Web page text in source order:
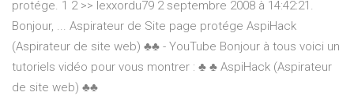
protége. 1 2 >> lexxordu79 2 septembre 2008 à 14:42:21.
Bonjour, ... Aspirateur de Site page protége AspiHack
(Aspirateur de site web) ♣♣ - YouTube Bonjour à tous voici un
tutoriels vidéo pour vous montrer : ♣ ♣ AspiHack (Aspirateur
de site web) ♣♣